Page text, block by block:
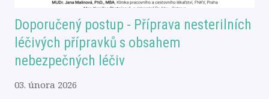
Doporučený postup - Příprava nesterilních
léčivých přípravků s obsahem
nebezpečných léčiv
03. února 2026